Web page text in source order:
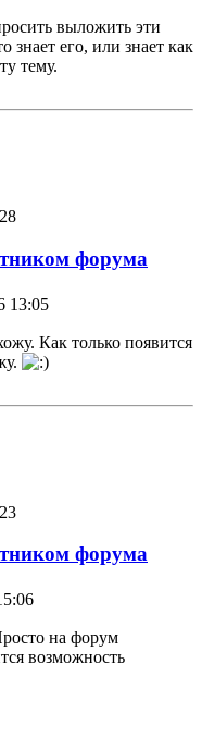
выложить эти
знает его, или знает как
тему.
форума
13:05
Как только появится
форума
на форум
возможность